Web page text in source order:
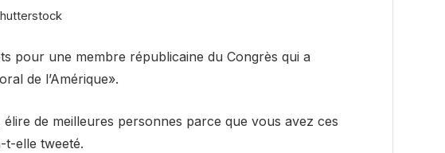
pour une membre républicaine du Congrès qui a
de l’Amérique».
de meilleures personnes parce que vous avez ces
t-elle tweeté.